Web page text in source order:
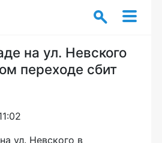
на ул. Невского
переходе сбит
ул. Невского в